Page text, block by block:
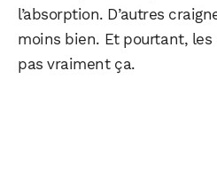
l’absorption. D’autres
moins bien. Et pourtant,
pas vraiment ça.